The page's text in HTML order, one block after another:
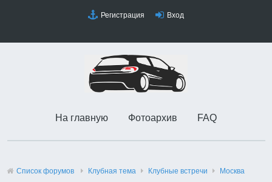
Регистрация Вход
На главную Фотоархив FAQ
Список форумов Клубная тема Клубные встречи Москва